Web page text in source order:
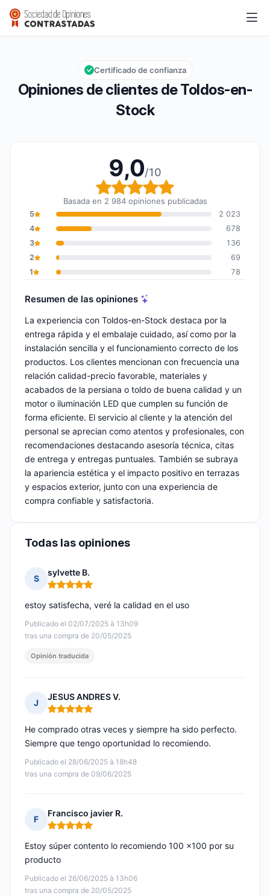
Toldos-en-Stock
Calificación global: 9,0 de 10
9,0/10
Opiniones de clientes de Toldos-en-
Stock
Certificado de confianza
9,0/10
Calificación global: 9,0
Basada en 2 984 opiniones publicadas
5
2 023
4
678
3
136
2
69
1
78
Resumen de las opiniones
La experiencia con Toldos-en-Stock destaca por la
entrega rápida y el embalaje cuidado, así como por la
instalación sencilla y el funcionamiento correcto de los
productos. Los clientes mencionan con frecuencia una
relación calidad-precio favorable, materiales y
acabados de la persiana o toldo de buena calidad y un
motor o iluminación LED que cumplen su función de
forma eficiente. El servicio al cliente y la atención del
personal se aprecian como atentos y profesionales, con
recomendaciones destacando asesoría técnica, citas
de entrega y entregas puntuales. También se subraya
la apariencia estética y el impacto positivo en terrazas
y espacios exterior, junto con una experiencia de
compra confiable y satisfactoria.
Todas las opiniones
S
sylvette B.
Nota: 5 de 5
Publicado el 02/07/2025 à 13h09
tras una compra de 20/05/2025
estoy satisfecha, veré la calidad en el uso
Opinión traducida
J
JESUS ANDRES V.
Nota: 5 de 5
Publicado el 28/06/2025 à 18h48
tras una compra de 09/06/2025
He comprado otras veces y siempre ha sido perfecto.
Siempre que tengo oportunidad lo recomiendo.
F
Francisco javier R.
Nota: 5 de 5
Publicado el 26/06/2025 à 13h06
tras una compra de 20/05/2025
Estoy súper contento lo recomiendo 100 x100 por su
producto